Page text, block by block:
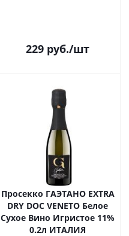
229 руб./шт
Просекко ГАЭТАНО EXTRA
DRY DOC VENETO Белое
Сухое Вино Игристое 11%
0.2л ИТАЛИЯ